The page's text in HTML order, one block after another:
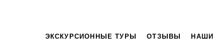
ЭКСКУРСИОННЫЕ ТУРЫ ОТЗЫВЫ